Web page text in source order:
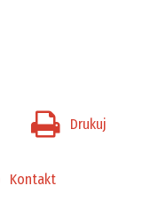
Drukuj
Kontakt